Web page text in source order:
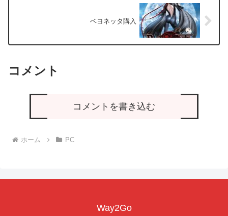
ベヨネッタ購入
コメント
コメントを書き込む
ホーム PC
Way2Go